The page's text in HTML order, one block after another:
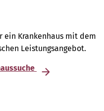
ein Krankenhaus mit dem
Leistungsangebot.